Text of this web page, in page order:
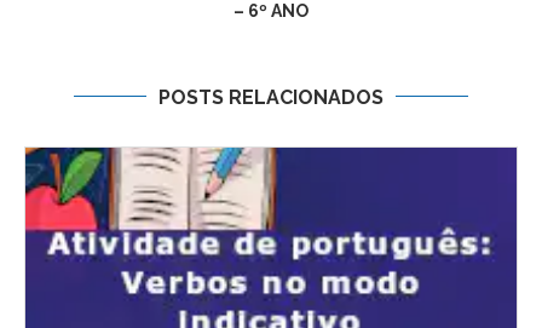
– 6º ANO
POSTS RELACIONADOS